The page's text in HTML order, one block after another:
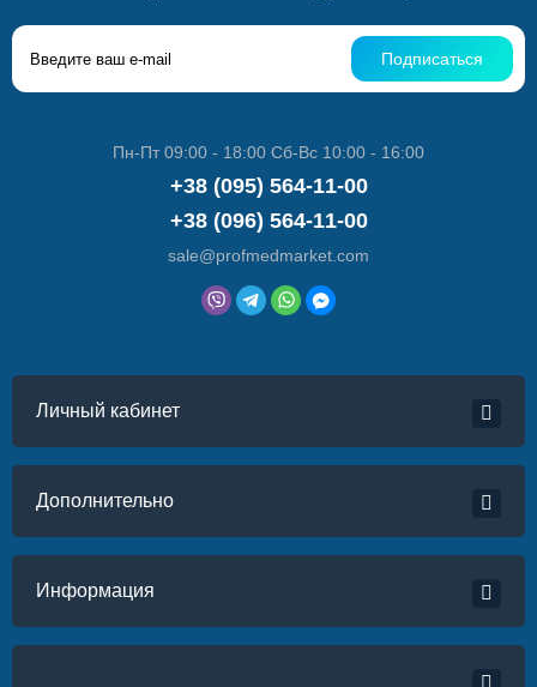
Подписаться
Пн-Пт 09:00 - 18:00 Сб-Вс 10:00 - 16:00
+38 (095) 564-11-00
+38 (096) 564-11-00
sale@profmedmarket.com
Личный кабинет
Дополнительно
Информация